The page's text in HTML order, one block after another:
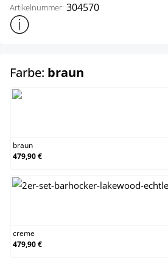
Artikelnummer: 304570
Weitere Produktinformationen anzeigen
Farbe: braun
braun
479,90 €
creme
479,90 €